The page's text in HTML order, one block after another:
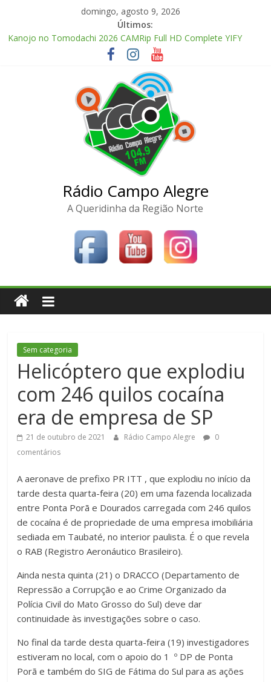
domingo, agosto 9, 2026
Últimos:
Kanojo no Tomodachi 2026 CAMRip Full HD Complete YIFY
Office 2024 Volume License 2026 Updated Torrent Dow𝚗l𝚘аd
The Love Hypothesis 2026 CAMRip UHD Proper FullMov𝗂e
Zhu Xian: Zuizhong Ji 2026 Clean Audio Extended M𝐚gn𝐞t L𝐢nk
McAfee Visual Trace Activated (x64) Reddit
Rádio Campo Alegre
A Queridinha da Região Norte
Sem categoria
Helicóptero que explodiu
com 246 quilos cocaína
era de empresa de SP
21 de outubro de 2021 Rádio Campo Alegre
0
comentários
A aeronave de prefixo PR ITT , que explodiu no início da
tarde desta quarta-feira (20) em uma fazenda localizada
entre Ponta Porã e Dourados carregada com 246 quilos
de cocaína é de propriedade de uma empresa imobiliária
sediada em Taubaté, no interior paulista. É o que revela
o RAB (Registro Aeronáutico Brasileiro).
Ainda nesta quinta (21) o DRACCO (Departamento de
Repressão a Corrupção e ao Crime Organizado da
Polícia Civil do Mato Grosso do Sul) deve dar
continuidade às investigações sobre o caso.
No final da tarde desta quarta-feira (19) investigadores
estiveram no local, com o apoio do 1 º DP de Ponta
Porã e também do SIG de Fátima do Sul para as ações